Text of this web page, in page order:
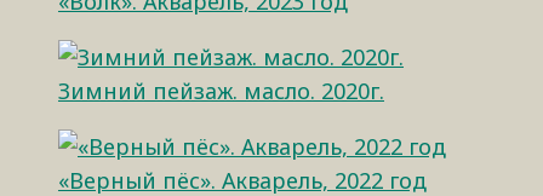
Зимний пейзаж. масло. 2020г.
«Верный пёс». Акварель, 2022 год